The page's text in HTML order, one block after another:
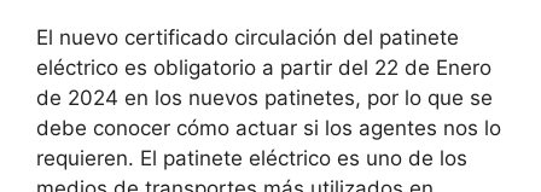
El nuevo certificado circulación del patinete
eléctrico es obligatorio a partir del 22 de Enero
de 2024 en los nuevos patinetes, por lo que se
debe conocer cómo actuar si los agentes nos lo
requieren. El patinete eléctrico es uno de los